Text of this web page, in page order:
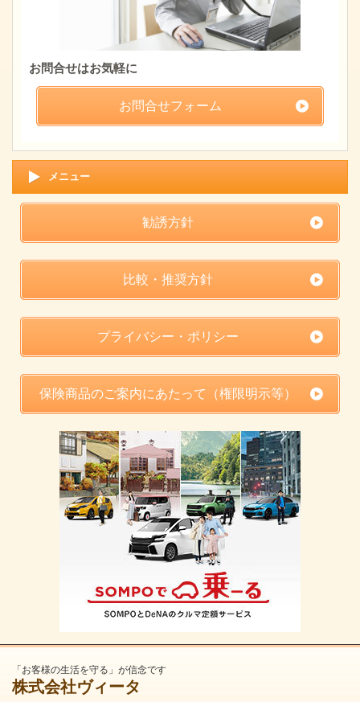
お問合せはお気軽に
お問合せフォーム
メニュー
勧誘方針
比較・推奨方針
プライバシー・ポリシー
保険商品のご案内にあたって（権限明示等）
「お客様の生活を守る」が信念です
株式会社ヴィータ